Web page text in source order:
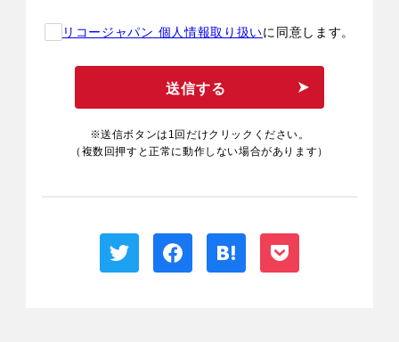
リコージャパン 個人情報取り扱いに同意します。
送信する
※送信ボタンは1回だけクリックください。
（複数回押すと正常に動作しない場合があります）